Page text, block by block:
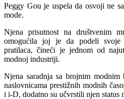
Peggy Gou je uspela da osvoji ne
mode.
Njena prisutnost na društvenim
omogućila joj je da podeli svoje
pratilaca, čineći je jednom od
modnoj industriji.
Njena saradnja sa brojnim
naslovnicama prestižnih modnih
i i-D, dodatno su učvrstili njen status